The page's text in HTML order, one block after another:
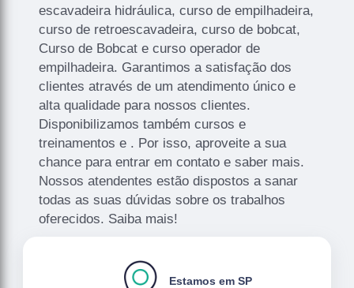
escavadeira hidráulica, curso de empilhadeira,
curso de retroescavadeira, curso de bobcat,
Curso de Bobcat e curso operador de
empilhadeira. Garantimos a satisfação dos
clientes através de um atendimento único e
alta qualidade para nossos clientes.
Disponibilizamos também cursos e
treinamentos e . Por isso, aproveite a sua
chance para entrar em contato e saber mais.
Nossos atendentes estão dispostos a sanar
todas as suas dúvidas sobre os trabalhos
oferecidos. Saiba mais!
Estamos em SP